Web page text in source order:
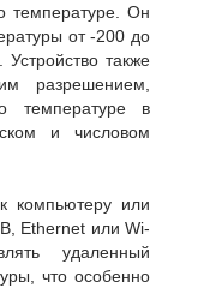
температуре. Он
от -200 до
также
разрешением,
температуре в
и числовом
компьютеру или
Ethernet или Wi-
удаленный
что особенно